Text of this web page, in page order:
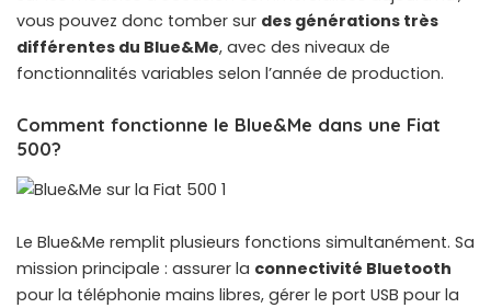
vous pouvez donc tomber sur des générations très
différentes du Blue&Me, avec des niveaux de
fonctionnalités variables selon l’année de production.
Comment fonctionne le Blue&Me dans une Fiat
500?
Le Blue&Me remplit plusieurs fonctions simultanément. Sa
mission principale : assurer la connectivité Bluetooth
pour la téléphonie mains libres, gérer le port USB pour la